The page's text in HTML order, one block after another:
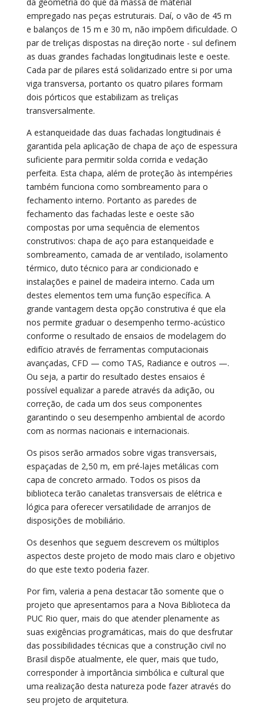
empregado nas peças estruturais. Daí, o vão de 45 m
e balanços de 15 m e 30 m, não impõem dificuldade. O
par de treliças dispostas na direção norte - sul definem
as duas grandes fachadas longitudinais leste e oeste.
Cada par de pilares está solidarizado entre si por uma
viga transversa, portanto os quatro pilares formam
dois pórticos que estabilizam as treliças
transversalmente.
A estanqueidade das duas fachadas longitudinais é
garantida pela aplicação de chapa de aço de espessura
suficiente para permitir solda corrida e vedação
perfeita. Esta chapa, além de proteção às intempéries
também funciona como sombreamento para o
fechamento interno. Portanto as paredes de
fechamento das fachadas leste e oeste são
compostas por uma sequência de elementos
construtivos: chapa de aço para estanqueidade e
sombreamento, camada de ar ventilado, isolamento
térmico, duto técnico para ar condicionado e
instalações e painel de madeira interno. Cada um
destes elementos tem uma função específica. A
grande vantagem desta opção construtiva é que ela
nos permite graduar o desempenho termo-acústico
conforme o resultado de ensaios de modelagem do
edifício através de ferramentas computacionais
avançadas, CFD — como TAS, Radiance e outros —.
Ou seja, a partir do resultado destes ensaios é
possível equalizar a parede através da adição, ou
correção, de cada um dos seus componentes
garantindo o seu desempenho ambiental de acordo
com as normas nacionais e internacionais.
Os pisos serão armados sobre vigas transversais,
espaçadas de 2,50 m, em pré-lajes metálicas com
capa de concreto armado. Todos os pisos da
biblioteca terão canaletas transversais de elétrica e
lógica para oferecer versatilidade de arranjos de
disposições de mobiliário.
Os desenhos que seguem descrevem os múltiplos
aspectos deste projeto de modo mais claro e objetivo
do que este texto poderia fazer.
Por fim, valeria a pena destacar tão somente que o
projeto que apresentamos para a Nova Biblioteca da
PUC Rio quer, mais do que atender plenamente as
suas exigências programáticas, mais do que desfrutar
das possibilidades técnicas que a construção civil no
Brasil dispõe atualmente, ele quer, mais que tudo,
corresponder à importância simbólica e cultural que
uma realização desta natureza pode fazer através do
seu projeto de arquitetura.